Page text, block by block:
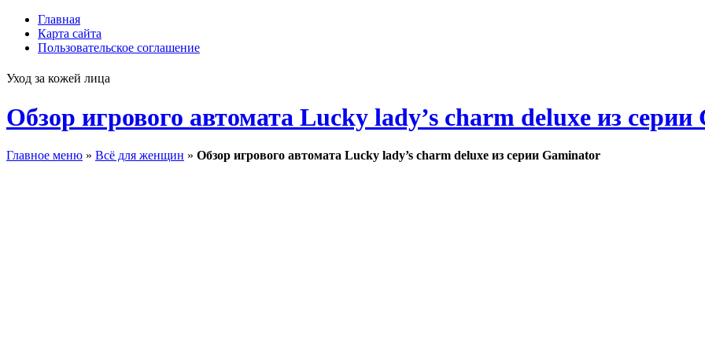
Главная
Карта сайта
Пользовательское соглашение
Уход за кожей лица
Обзор игрового автомата Lucky lady’s charm deluxe из
Главное меню » Всё для женщин » Обзор игрового автомата Lucky lady’s charm deluxe из серии Gaminator